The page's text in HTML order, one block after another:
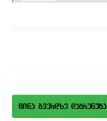
wina gverdze dabruneba